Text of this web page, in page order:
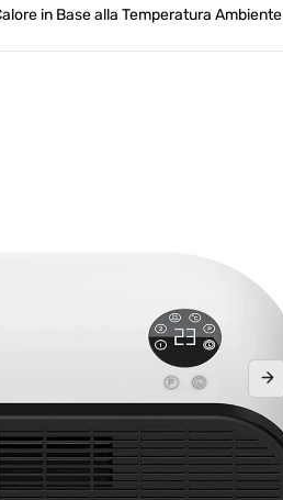
in Base alla Temperatura Ambiente